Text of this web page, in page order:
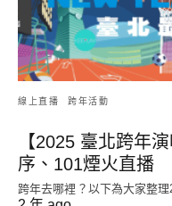
線上直播 跨年活動
【2025 臺北跨年
序、101煙火直播
跨年去哪裡？以下為大家整